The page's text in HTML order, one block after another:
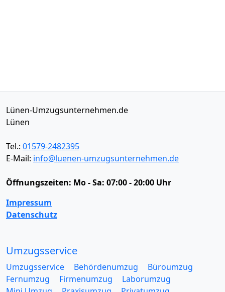
Lünen-Umzugsunternehmen.de
Lünen
Tel.: 01579-2482395
E-Mail: info@luenen-umzugsunternehmen.de
Öffnungszeiten: Mo - Sa: 07:00 - 20:00 Uhr
Impressum
Datenschutz
Umzugsservice
Umzugsservice Behördenumzug
Büroumzug
Fernumzug
Firmenumzug
Laborumzug